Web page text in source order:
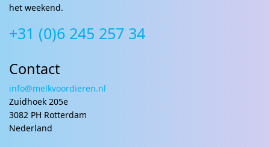
het weekend.
+31 (0)6 245 257 34
Contact
info@melkvoordieren.nl
Zuidhoek 205e
3082 PH Rotterdam
Nederland